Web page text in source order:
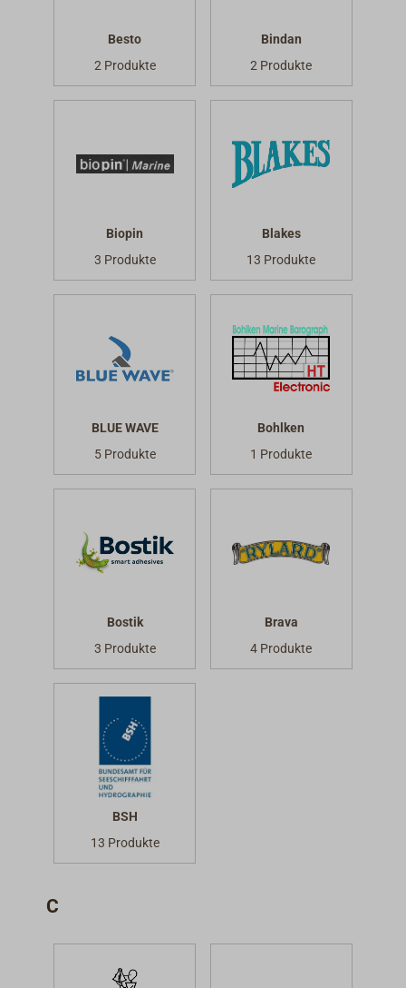
Besto
2 Produkte
Bindan
2 Produkte
Biopin
3 Produkte
Blakes
13 Produkte
BLUE WAVE
5 Produkte
Bohlken
1 Produkte
Bostik
3 Produkte
Brava
4 Produkte
BSH
13 Produkte
C